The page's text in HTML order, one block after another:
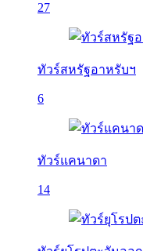
27
ทัวร์สหรัฐอาหรับฯ
6
ทัวร์แคนาดา
14